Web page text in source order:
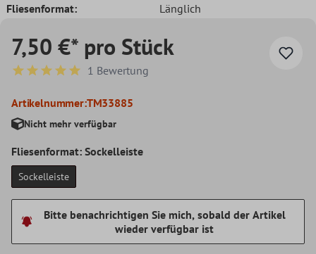
Fliesenformat:
Länglich
7,50 €* pro Stück
Durchschnittliche Bewertung von 5 von 5 Sternen
1 Bewertung
Artikelnummer:TM33885
Nicht mehr verfügbar
Fliesenformat: Sockelleiste
Sockelleiste
Bitte benachrichtigen Sie mich, sobald der Artikel
wieder verfügbar ist